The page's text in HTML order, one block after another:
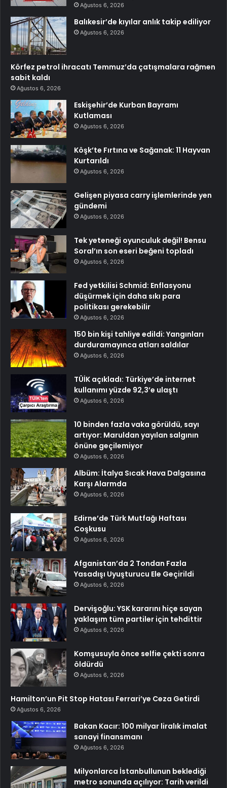
Ağustos 6, 2026
Balıkesir’de kıyılar anlık takip ediliyor
Ağustos 6, 2026
Körfez petrol ihracatı Temmuz’da çatışmalara rağmen
sabit kaldı
Ağustos 6, 2026
Eskişehir’de Kurban Bayramı
Kutlaması
Ağustos 6, 2026
Köşk’te Fırtına ve Sağanak: 11 Hayvan
Kurtarıldı
Ağustos 6, 2026
Gelişen piyasa carry işlemlerinde yen
gündemi
Ağustos 6, 2026
Tek yeteneği oyunculuk değil! Bensu
Soral’ın son eseri beğeni topladı
Ağustos 6, 2026
Fed yetkilisi Schmid: Enflasyonu
düşürmek için daha sıkı para
politikası gerekebilir
Ağustos 6, 2026
150 bin kişi tahliye edildi: Yangınları
durduramayınca atları saldılar
Ağustos 6, 2026
TÜİK açıkladı: Türkiye’de internet
kullanımı yüzde 92,3’e ulaştı
Ağustos 6, 2026
10 binden fazla vaka görüldü, sayı
artıyor: Maruldan yayılan salgının
önüne geçilemiyor
Ağustos 6, 2026
Albüm: İtalya Sıcak Hava Dalgasına
Karşı Alarmda
Ağustos 6, 2026
Edirne’de Türk Mutfağı Haftası
Coşkusu
Ağustos 6, 2026
Afganistan’da 2 Tondan Fazla
Yasadışı Uyuşturucu Ele Geçirildi
Ağustos 6, 2026
Dervişoğlu: YSK kararını hiçe sayan
yaklaşım tüm partiler için tehdittir
Ağustos 6, 2026
Komşusuyla önce selfie çekti sonra
öldürdü
Ağustos 6, 2026
Hamilton’un Pit Stop Hatası Ferrari’ye Ceza Getirdi
Ağustos 6, 2026
Bakan Kacır: 100 milyar liralık imalat
sanayi finansmanı
Ağustos 6, 2026
Milyonlarca İstanbullunun beklediği
metro sonunda açılıyor: Tarih verildi